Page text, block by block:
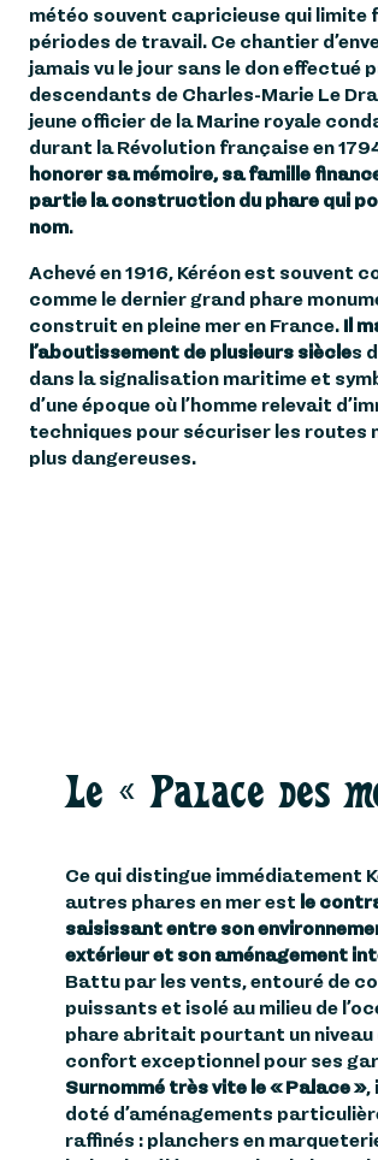
météo souvent capricieuse qui limite
périodes de travail. Ce chantier
jamais vu le jour sans le don effectué
descendants de Charles-Marie Le
jeune officier de la Marine royale
durant la Révolution française en
honorer sa mémoire, sa famille
partie la construction du phare qui
nom.
Achevé en 1916, Kéréon est souvent
comme le dernier grand phare
construit en pleine mer en France. Il
l’aboutissement de plusieurs siècles
dans la signalisation maritime et
d’une époque où l’homme relevait
techniques pour sécuriser les routes
plus dangereuses.
Le « Palace des
Ce qui distingue immédiatement
autres phares en mer est le
saisissant entre son
extérieur et son aménagement
Battu par les vents, entouré de
puissants et isolé au milieu de
phare abritait pourtant un niveau
confort exceptionnel pour ses
Surnommé très vite le « Palace »,
doté d’aménagements
raffinés : planchers en